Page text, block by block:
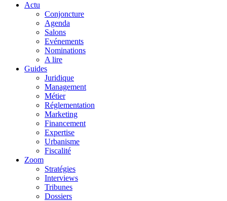
Actu
Conjoncture
Agenda
Salons
Evénements
Nominations
A lire
Guides
Juridique
Management
Métier
Réglementation
Marketing
Financement
Expertise
Urbanisme
Fiscalité
Zoom
Stratégies
Interviews
Tribunes
Dossiers